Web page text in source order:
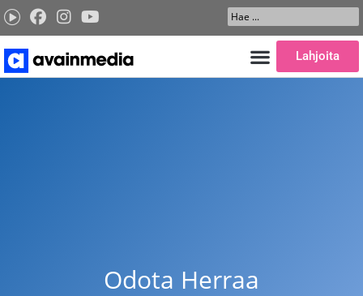
Siirry
sisältöön
Search
...
Lahjoita
Odota Herraa